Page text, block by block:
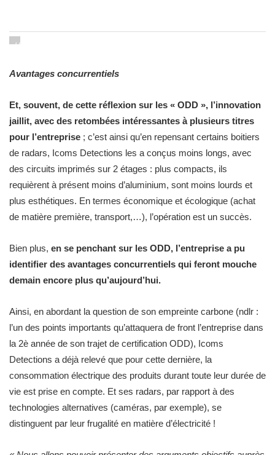
Une
a
pour
les
exercices
physiques
personnel.
Un
collaborateur
des
cours
de
Avantages concurrentiels
Et, souvent, de cette réflexion sur les « ODD », l’innovation
jaillit, avec des retombées intéressantes à plusieurs titres
pour l’entreprise ; c’est ainsi qu’en repensant certains boitiers
de radars, Icoms Detections les a conçus moins longs, avec
des circuits imprimés sur 2 étages : plus compacts, ils
requièrent à présent moins d’aluminium, sont moins lourds et
plus esthétiques. En termes économique et écologique (achat
de matière première, transport,…), l’opération est un succès.
Bien plus, en se penchant sur les ODD, l’entreprise a pu
identifier des avantages concurrentiels qui feront mouche
demain encore plus qu’aujourd’hui.
Ainsi, en abordant la question de son empreinte carbone (ndlr :
l’un des points importants qu’attaquera de front l’entreprise dans
la 2è année de son trajet de certification ODD), Icoms
Detections a déjà relevé que pour cette dernière, la
consommation électrique des produits durant toute leur durée de
vie est prise en compte. Et ses radars, par rapport à des
technologies alternatives (caméras, par exemple), se
distinguent par leur frugalité en matière d’électricité !